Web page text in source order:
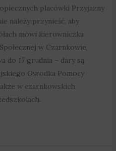
placówki Przyjazny
należy przynieść, aby
mówi kierowniczka
w Czarnkowie,
do 17 grudnia – dary są
Ośrodka Pomocy
w czarnkowskich